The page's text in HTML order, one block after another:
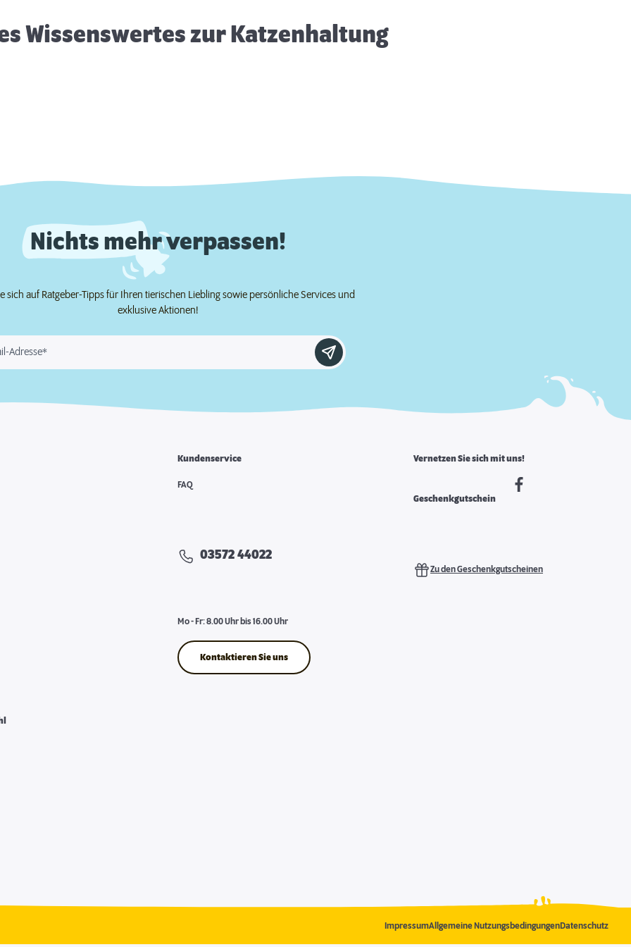
Wissenswertes zur Katzenhaltung
Nichts mehr verpassen!
sich auf Ratgeber-Tipps für Ihren tierischen Liebling sowie persönliche Services und
exklusive Aktionen!
Adresse*
Kundenservice
FAQ
03572 44022
Mo - Fr: 8.00 Uhr bis 16.00 Uhr
Kontaktieren Sie uns
Vernetzen Sie sich mit uns!
Geschenkgutschein
Zu den Geschenkgutscheinen
ImpressumAllgemeine NutzungsbedingungenDatenschutz